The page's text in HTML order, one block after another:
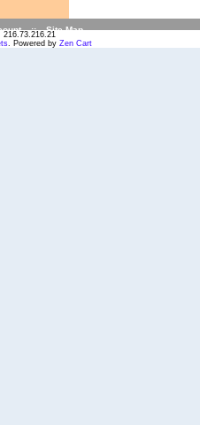
:: Site Map
216.73.216.21
. Powered by Zen Cart